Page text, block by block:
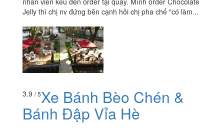
Jelly thì chị nv đứng bên cạnh hỏi chị pha chế "có làm...
3.9 / 5Xe Bánh Bèo Chén &
Bánh Đập Vỉa Hè